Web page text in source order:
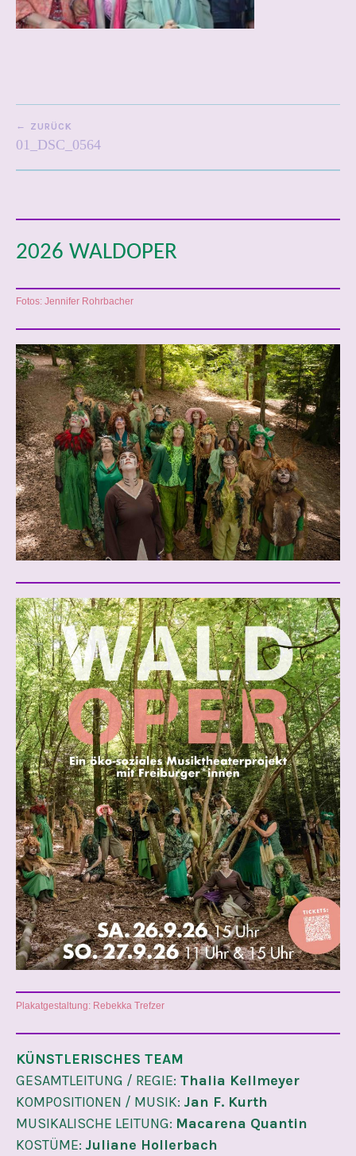
0
BEITRAGSNAVIGATION
ZURÜCK
01_DSC_0564
2026 WALDOPER
Fotos: Jennifer Rohrbacher
Plakatgestaltung: Rebekka Trefzer
KÜNSTLERISCHES TEAM
GESAMTLEITUNG / REGIE: Thalia Kellmeyer
KOMPOSITIONEN / MUSIK: Jan F. Kurth
MUSIKALISCHE LEITUNG: Macarena Quantin
KOSTÜME: Juliane Hollerbach